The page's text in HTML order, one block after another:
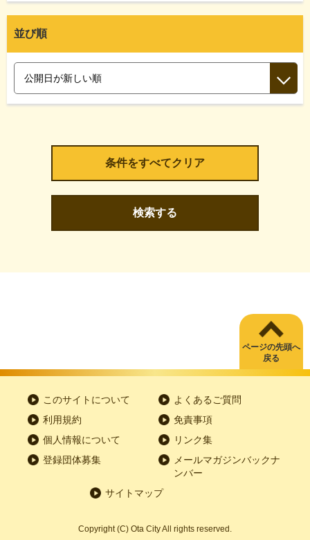
並び順
検索する
ページの先頭へ
戻る
このサイトについて
よくあるご質問
利用規約
免責事項
個人情報について
リンク集
登録団体募集
メールマガジンバックナ
ンバー
サイトマップ
Copyright (C) Ota City All rights reserved.